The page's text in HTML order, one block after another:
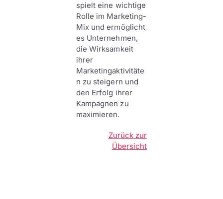
spielt eine wichtige
Rolle im Marketing-
Mix und ermöglicht
es Unternehmen,
die Wirksamkeit
ihrer
Marketingaktivitäte
n zu steigern und
den Erfolg ihrer
Kampagnen zu
maximieren.
Zurück zur
Übersicht